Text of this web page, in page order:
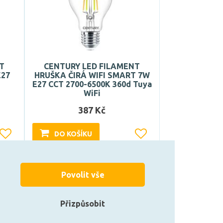
CENTURY LED FILAMENT
HRUŠKA ČIRÁ WIFI SMART 7W
E27 CCT 2700-6500K 360d Tuya
WiFi
387 Kč
DO KOŠÍKU
Přizpůsobit
Povolit vše